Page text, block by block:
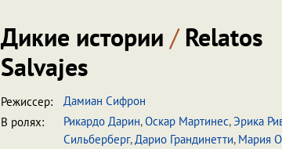
Дикие истории /Relatos
Salvajes
Режиссер:
Дамиан Сифрон
В ролях:
Рикардо Дарин,Оскар Мартинес,Эрика
Сильберберг,Дарио Грандинетти, Мария